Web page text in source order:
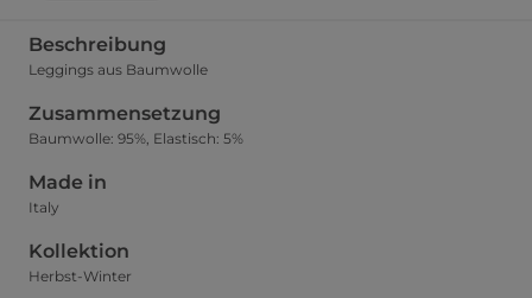
Beschreibung
Leggings aus Baumwolle
Zusammensetzung
Baumwolle: 95%, Elastisch: 5%
Made in
Italy
Kollektion
Herbst-Winter